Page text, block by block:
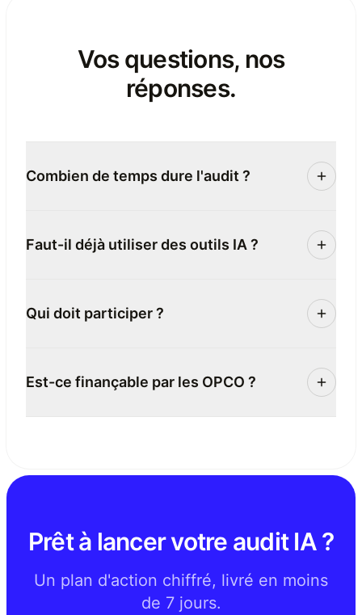
Vos questions, nos
réponses.
Combien de temps dure l'audit ?
Faut-il déjà utiliser des outils IA ?
Qui doit participer ?
Est-ce finançable par les OPCO ?
Prêt à lancer votre audit IA ?
Un plan d'action chiffré, livré en moins
de 7 jours.